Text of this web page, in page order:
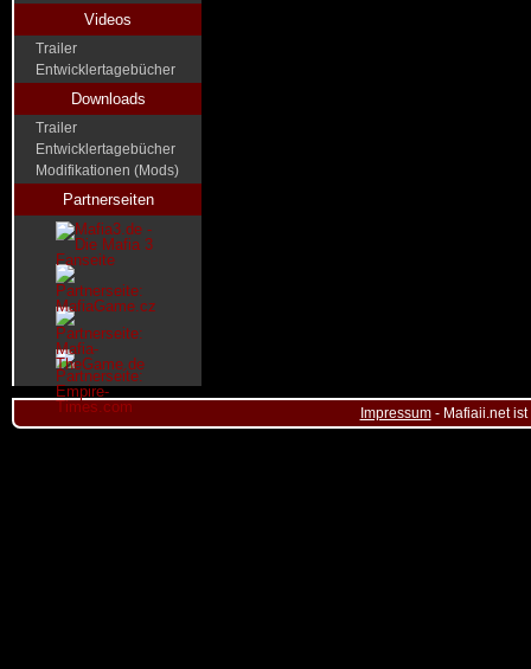
Videos
Trailer
Entwicklertagebücher
Downloads
Trailer
Entwicklertagebücher
Modifikationen (Mods)
Partnerseiten
Impressum- Mafiaii.net ist